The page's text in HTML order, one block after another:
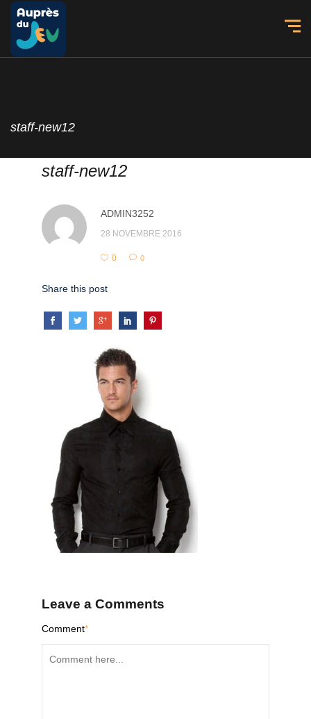
staff-new12
staff-new12
ADMIN3252
28 NOVEMBRE 2016
0 0
Share this post
Leave a Comments
Comment*